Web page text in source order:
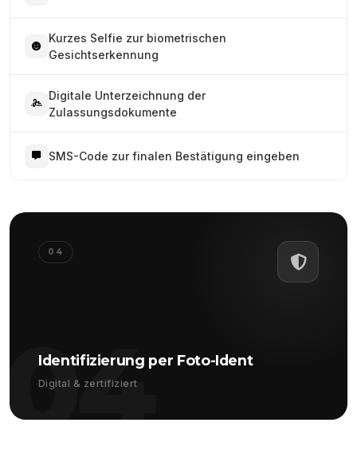
Kurzes Selfie zur biometrischen
Gesichtserkennung
Digitale Unterzeichnung der
Zulassungsdokumente
SMS-Code zur finalen Bestätigung eingeben
04
04
Identifizierung per Foto-Ident
Digital & zertifiziert